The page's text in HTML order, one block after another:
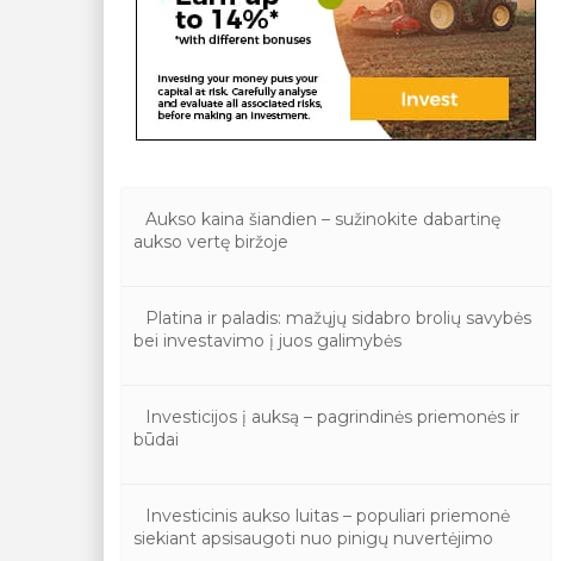
Aukso kaina šiandien – sužinokite dabartinę
aukso vertę biržoje
Platina ir paladis: mažųjų sidabro brolių savybės
bei investavimo į juos galimybės
Investicijos į auksą – pagrindinės priemonės ir
būdai
Investicinis aukso luitas – populiari priemonė
siekiant apsisaugoti nuo pinigų nuvertėjimo